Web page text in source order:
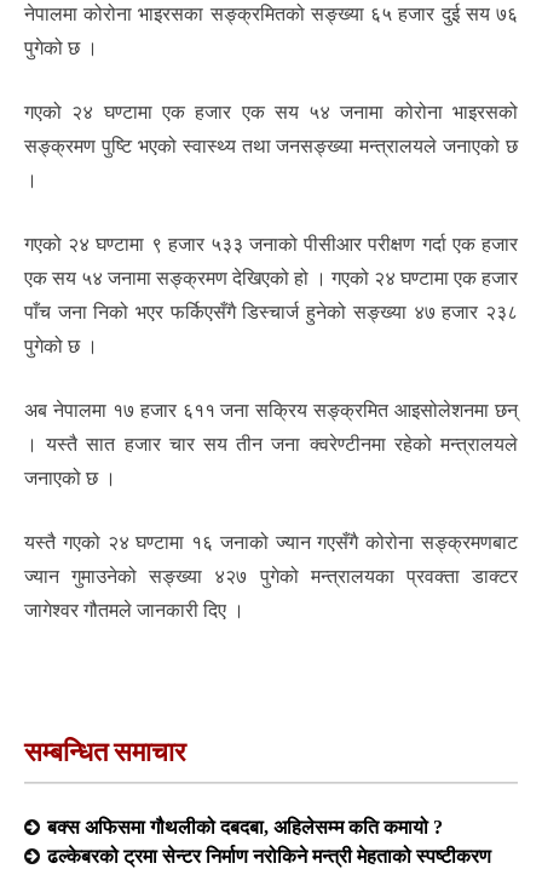
नेपालमा कोरोना भाइरसका सङ्क्रमितको सङ्ख्या ६५ हजार दुई सय ७६
पुगेको छ ।
गएको २४ घण्टामा एक हजार एक सय ५४ जनामा कोरोना भाइरसको
सङ्क्रमण पुष्टि भएको स्वास्थ्य तथा जनसङ्ख्या मन्त्रालयले जनाएको छ
।
गएको २४ घण्टामा ९ हजार ५३३ जनाको पीसीआर परीक्षण गर्दा एक हजार
एक सय ५४ जनामा सङ्क्रमण देखिएको हो । गएको २४ घण्टामा एक हजार
पाँच जना निको भएर फर्किएसँगै डिस्चार्ज हुनेको सङ्ख्या ४७ हजार २३८
पुगेको छ ।
अब नेपालमा १७ हजार ६११ जना सक्रिय सङ्क्रमित आइसोलेशनमा छन्
। यस्तै सात हजार चार सय तीन जना क्वरेण्टीनमा रहेको मन्त्रालयले
जनाएको छ ।
यस्तै गएको २४ घण्टामा १६ जनाको ज्यान गएसँगै कोरोना सङ्क्रमणबाट
ज्यान गुमाउनेको सङ्ख्या ४२७ पुगेको मन्त्रालयका प्रवक्ता डाक्टर
जागेश्वर गौतमले जानकारी दिए ।
सम्बन्धित समाचार
बक्स अफिसमा गौथलीको दबदबा, अहिलेसम्म कति कमायो ?
ढल्केबरको ट्रमा सेन्टर निर्माण नरोकिने मन्त्री मेहताको स्पष्टीकरण